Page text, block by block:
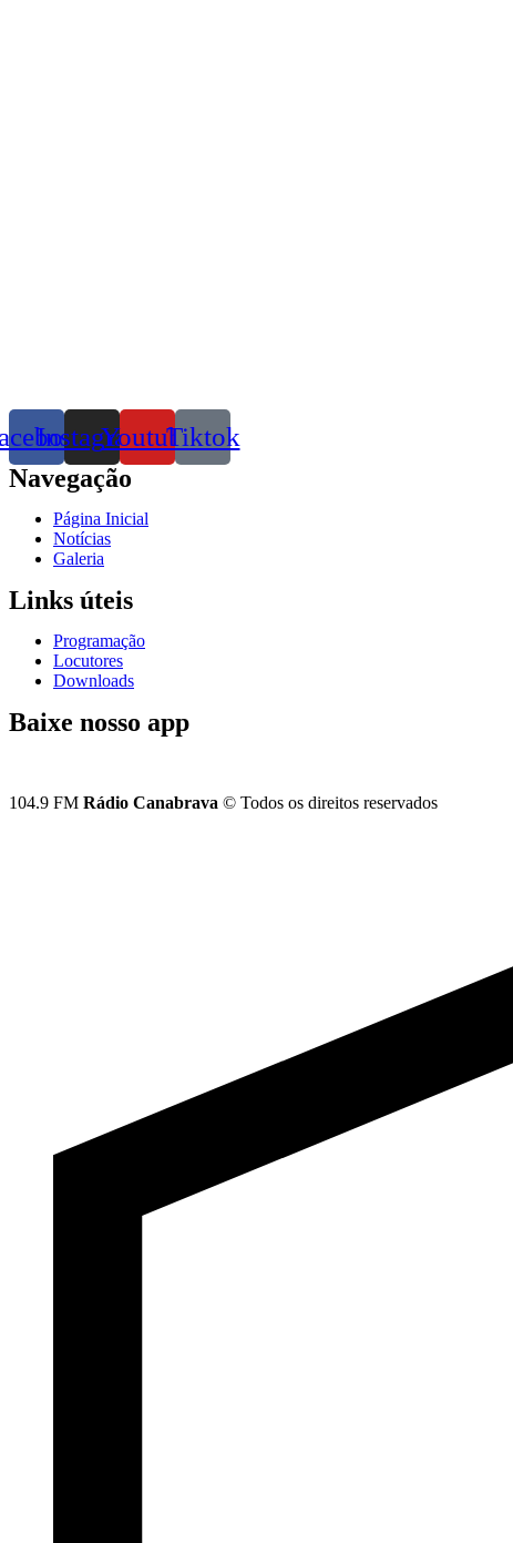
InstagramYoutubeTiktok
Navegação
Página Inicial
Notícias
Galeria
Links úteis
Programação
Locutores
Downloads
Baixe nosso app
104.9 FM Rádio Canabrava © Todos os direitos reservados